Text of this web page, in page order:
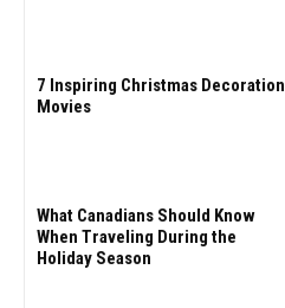
7 Inspiring Christmas Decoration
Movies
What Canadians Should Know
When Traveling During the
Holiday Season